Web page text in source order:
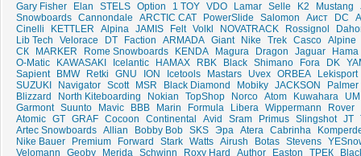
Gary Fisher Elan STELS Option 1 TOY VDO Lamar Selle K2 Mustang
Snowboards Cannondale ARCTIC CAT PowerSlide Salomon Аист DC
Cinelli
KETTLER Alpina JAMIS Felt Volkl NOVATRACK Rossignol
Lib Tech
Velorace DT Faction ARMADA Giant Nike Trek Casco Alpine
СК
MARKER Rome Snowboards KENDA Magura Dragon Jaguar
Hama
O-Matic
KAWASAKI Icelantic HAMAX RBK Black Shimano Fora DK
Sapient
BMW Retki GNU ION Icetools Mastars Uvex ORBEA
Lekisport
SUZUKI
Navigator Scott MSR Black Diamond Mobiky JACKSON
Palmer
Blizzard
North Kiteboarding Nokian TopShop Norco Atom Kuwahara
Garmont Suunto Mavic BBB Marin Formula Libera Wippermann
Rover
Atomic GT GRAF Cocoon Continental Avid Sram Primus Slingshot JT
Artec Snowboards Allian Bobby Bob SKS Эра Atera Cabrinha
Nike Bauer
Premium Forward Stark Watts Airush Botas Stevens
Velomann
Geoby Merida Schwinn Roxy Hard Author Easton ТРЕК